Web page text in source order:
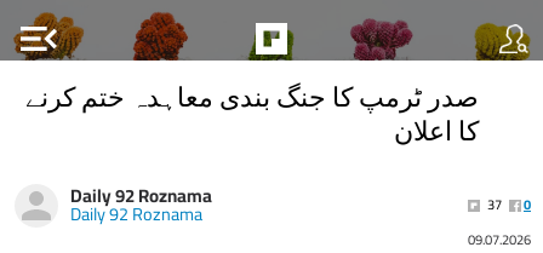
menu_open
صدر ٹرمپ کا جنگ بندی معاہدہ ختم کرنے
کا اعلان
Daily 92 Roznama
Daily 92 Roznama 37
0
09.07.2026